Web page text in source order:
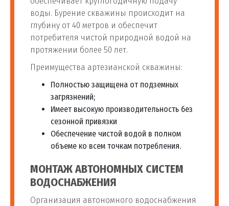
воды. Бурение скважины происходит на
глубину от 40 метров и обеспечит
потребителя чистой природной водой на
протяжении более 50 лет.
Преимущества артезианской скважины:
Полностью защищена от подземных
загрязнений;
Имеет высокую производительность без
сезонной привязки
Обеспечение чистой водой в полном
объеме ко всем точкам потребления.
МОНТАЖ АВТОНОМНЫХ СИСТЕМ
ВОДОСНАБЖЕНИЯ
Организация автономного водоснабжения